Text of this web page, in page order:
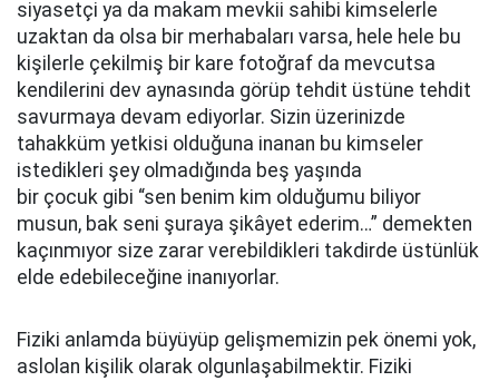
siyasetçi ya da makam mevkii sahibi kimselerle
uzaktan da olsa bir merhabaları varsa, hele hele bu
kişilerle çekilmiş bir kare fotoğraf da mevcutsa
kendilerini dev aynasında görüp tehdit üstüne tehdit
savurmaya devam ediyorlar. Sizin üzerinizde
tahakküm yetkisi olduğuna inanan bu kimseler
istedikleri şey olmadığında beş yaşında
bir çocuk gibi “sen benim kim olduğumu biliyor
musun, bak seni şuraya şikâyet ederim…” demekten
kaçınmıyor size zarar verebildikleri takdirde üstünlük
elde edebileceğine inanıyorlar.
Fiziki anlamda büyüyüp gelişmemizin pek önemi yok,
aslolan kişilik olarak olgunlaşabilmektir. Fiziki